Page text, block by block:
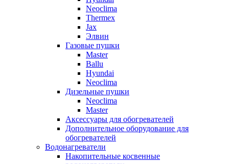
Neoclima
Thermex
Jax
Элвин
Газовые пушки
Master
Ballu
Hyundai
Neoclima
Дизельные пушки
Neoclima
Master
Аксессуары для обогревателей
Дополнительное оборудование для
обогревателей
Водонагреватели
Накопительные косвенные